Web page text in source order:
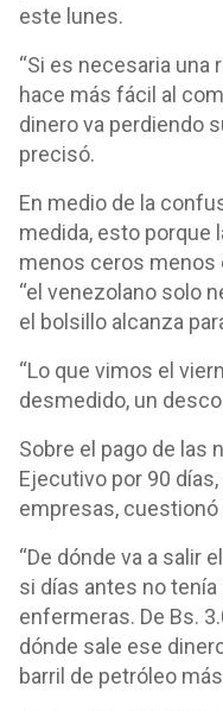
este lunes.
“Si es necesaria una
hace más fácil al
dinero va perdiendo
precisó.
En medio de la
medida, esto porque
menos ceros menos
“el venezolano solo
el bolsillo alcanza
“Lo que vimos el
desmedido, un
Sobre el pago de las
Ejecutivo por 90
empresas,
“De dónde va a salir
si días antes no
enfermeras. De Bs.
dónde sale ese
barril de petróleo